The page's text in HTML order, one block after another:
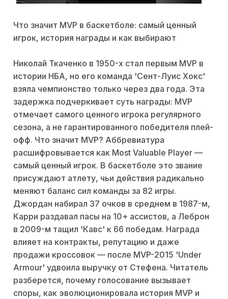
Что значит MVP в баскетболе: самый ценный
игрок, история награды и как выбирают
Николай Ткаченко в 1950-х стал первым MVP в
истории НБА, но его команда 'Сент-Луис Хокс'
взяла чемпионство только через два года. Эта
задержка подчеркивает суть награды: MVP
отмечает самого ценного игрока регулярного
сезона, а не гарантированного победителя плей-
офф. Что значит MVP? Аббревиатура
расшифровывается как Most Valuable Player —
самый ценный игрок. В баскетболе это звание
присуждают атлету, чьи действия радикально
меняют баланс сил команды за 82 игры.
Джордан набирал 37 очков в среднем в 1987-м,
Карри раздавал пасы на 10+ ассистов, а Леброн
в 2009-м тащил 'Кавс' к 66 победам. Награда
влияет на контракты, репутацию и даже
продажи кроссовок — после MVP-2015 'Under
Armour' удвоила выручку от Стефена. Читатель
разберется, почему голосование вызывает
споры, как эволюционировала история MVP и